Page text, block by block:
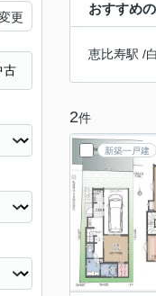
おすすめ
恵比寿駅 /
2件
新築一戸建
更
古